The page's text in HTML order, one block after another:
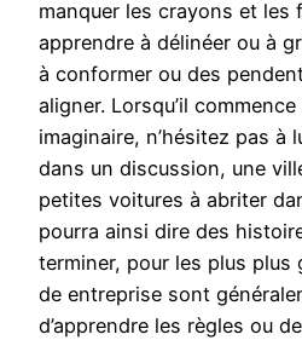
manquer les crayons et les
apprendre à délinéer ou à
à conformer ou des
aligner. Lorsqu’il
imaginaire, n’hésitez pas à
dans un discussion, une
petites voitures à abriter
pourra ainsi dire des
terminer, pour les plus plus
de entreprise sont
d’apprendre les règles ou